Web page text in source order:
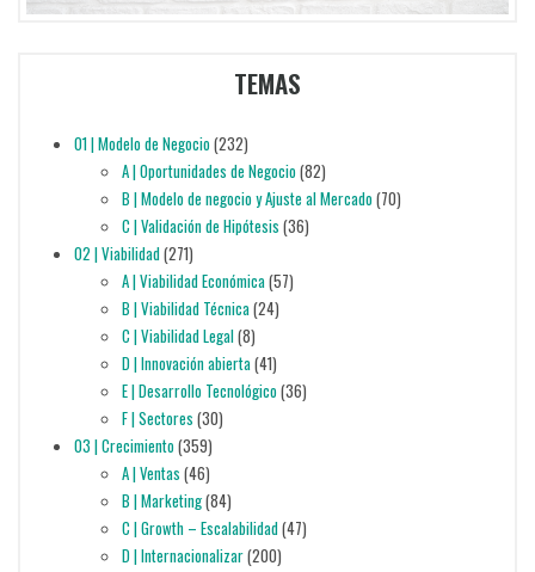
TEMAS
01 | Modelo de Negocio(232)
A | Oportunidades de Negocio(82)
B | Modelo de negocio y Ajuste al Mercado(70)
C | Validación de Hipótesis (36)
02 | Viabilidad(271)
A | Viabilidad Económica(57)
B | Viabilidad Técnica(24)
C | Viabilidad Legal(8)
D | Innovación abierta(41)
E | Desarrollo Tecnológico(36)
F | Sectores (30)
03 | Crecimiento(359)
A | Ventas (46)
B | Marketing(84)
C | Growth – Escalabilidad(47)
D | Internacionalizar(200)